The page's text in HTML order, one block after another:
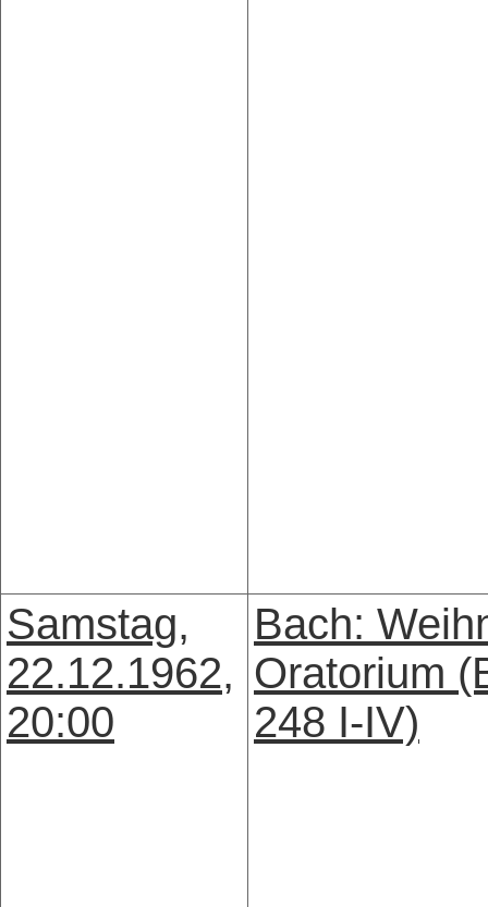
Samstag,
22.12.1962,
20:00
Bach:
Oratorium
248 I-IV)